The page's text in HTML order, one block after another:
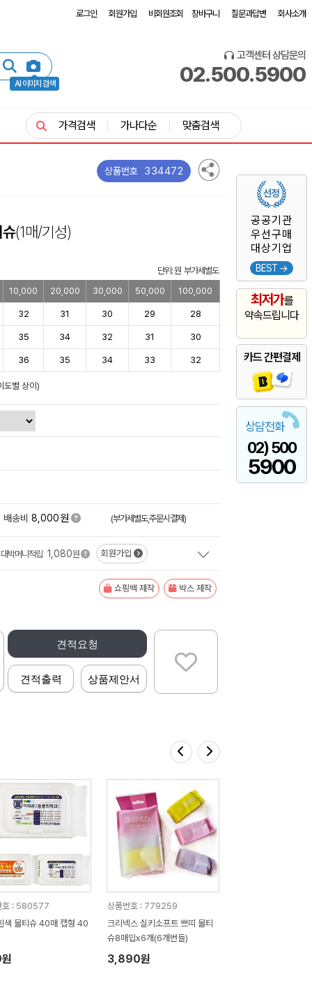
로그인 회원가입 비회원조회 장바구니 질문과답변 회사소개
AI 이미지 검색
고객센터 상담문의
02.500.5900
공공기관
우선구매
대상기업
BEST →
최저가를
약속드립니다
카드 간편결제
상담전화
02) 500
5900
가격검색 가나다순 맞춤검색
상품번호 334472
(1매/기성)
단위: 원 부가세별도
10,000
20,000 30,000 50,000 100,000
32 31 30 29 28
35 34 32 31 30
36 35 34 33 32
도별 상이)
배송비 8,000원 (부가세별도,주문시결제)
대박머니적립 1,080원 회원가입
쇼핑백 제작 박스 제작
견적요청
견적출력 상품제안서
호 : 580577
색 물티슈 40매 캡형 40
상품번호 : 779259
크리넥스 실키소프트 쁘띠 물티
슈8매입x6개(6개번들)
3,890원